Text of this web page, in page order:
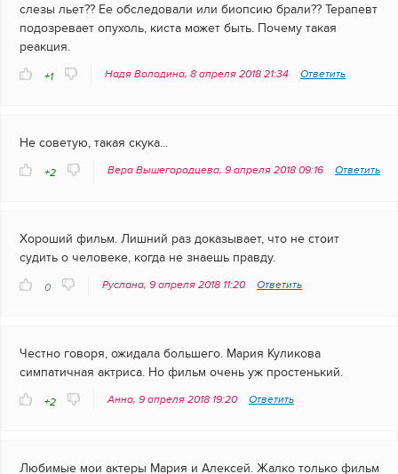
слезы льет?? Ее обследовали или биопсию брали?? Терапевт
подозревает опухоль, киста может быть. Почему такая
реакция.
+1 Надя Володина, 8 апреля 2018 21:34 Ответить
Не советую, такая скука...
+2 Вера Вышегородцева, 9 апреля 2018 09:16 Ответить
Хороший фильм. Лишний раз доказывает, что не стоит
судить о человеке, когда не знаешь правду.
0 Руслана, 9 апреля 2018 11:20 Ответить
Честно говоря, ожидала большего. Мария Куликова
симпатичная актриса. Но фильм очень уж простенький.
+2 Анна, 9 апреля 2018 19:20 Ответить
Любимые мои актеры Мария и Алексей. Жалко только фильм